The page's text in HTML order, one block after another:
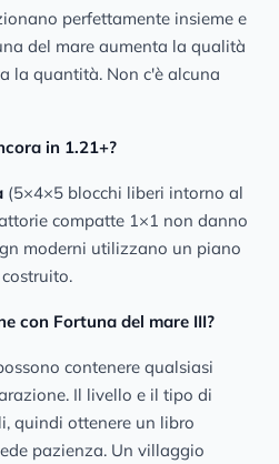
perfettamente insieme e
del mare aumenta la qualità
la quantità. Non c'è alcuna
in 1.21+?
(5×4×5 blocchi liberi intorno al
compatte 1×1 non danno
moderni utilizzano un piano
con Fortuna del mare III?
contenere qualsiasi
Il livello e il tipo di
quindi ottenere un libro
pazienza. Un villaggio